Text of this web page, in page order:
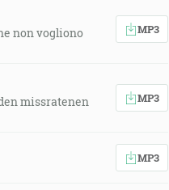
non vogliono
MP3
missratenen
MP3
MP3